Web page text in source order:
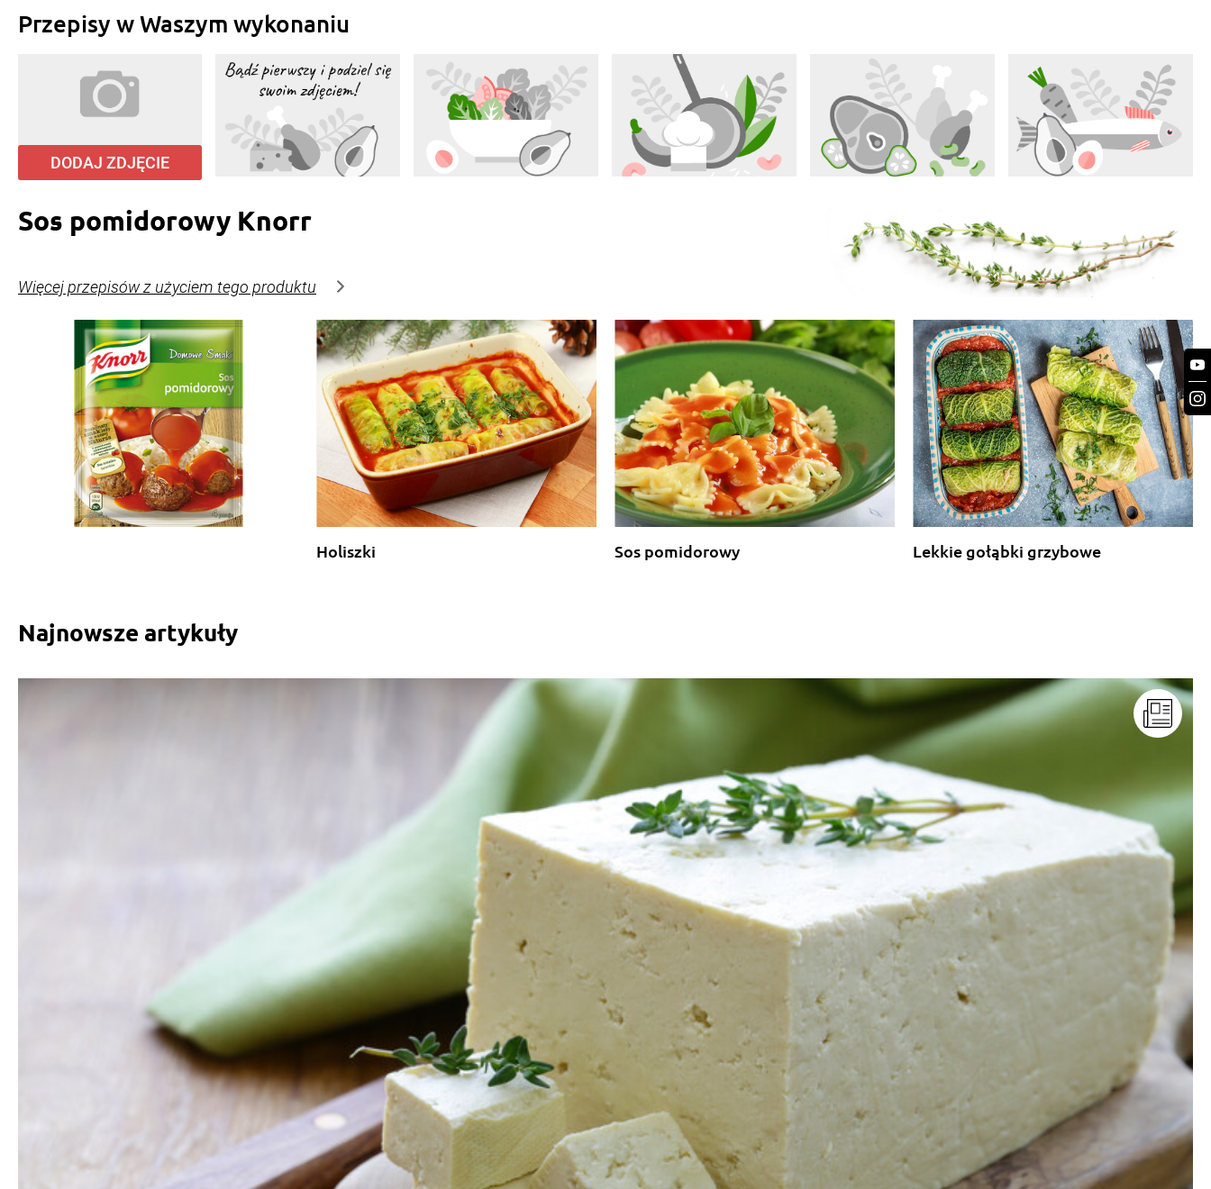
Przepisy w Waszym wykonaniu
DODAJ ZDJĘCIE
Sos pomidorowy Knorr
Więcej przepisów z użyciem tego produktu
Holiszki Sos pomidorowy Lekkie gołąbki grzybowe
Najnowsze artykuły